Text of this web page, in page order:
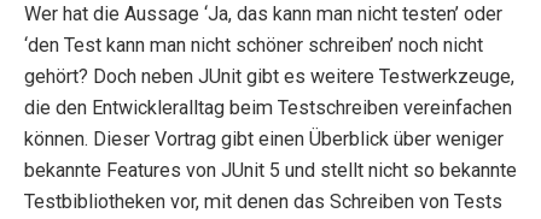
Wer hat die Aussage ‘Ja, das kann man nicht testen’ oder
‘den Test kann man nicht schöner schreiben’ noch nicht
gehört? Doch neben JUnit gibt es weitere Testwerkzeuge,
die den Entwickleralltag beim Testschreiben vereinfachen
können. Dieser Vortrag gibt einen Überblick über weniger
bekannte Features von JUnit 5 und stellt nicht so bekannte
Testbibliotheken vor, mit denen das Schreiben von Tests